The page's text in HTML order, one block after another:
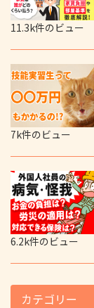
11.3k件のビュー
7k件のビュー
6.2k件のビュー
カテゴリー